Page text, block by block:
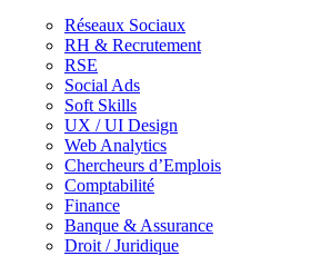
Réseaux Sociaux
RH & Recrutement
RSE
Social Ads
Soft Skills
UX / UI Design
Web Analytics
Chercheurs d’Emplois
Comptabilité
Finance
Banque & Assurance
Droit / Juridique